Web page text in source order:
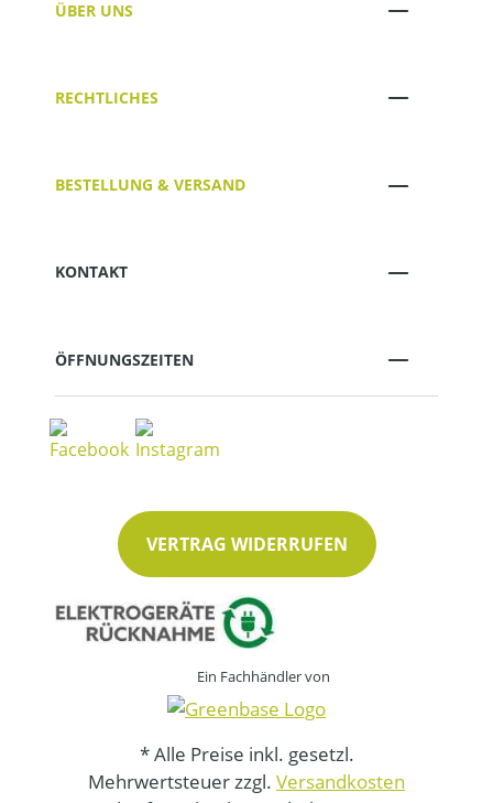
ÜBER UNS
RECHTLICHES
BESTELLUNG & VERSAND
KONTAKT
ÖFFNUNGSZEITEN
VERTRAG WIDERRUFEN
Ein Fachhändler von
* Alle Preise inkl. gesetzl.
Mehrwertsteuer zzgl. Versandkosten